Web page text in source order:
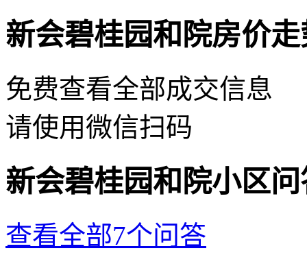
新会碧桂园和院房价走
免费查看全部成交信息
请使用微信扫码
新会碧桂园和院小区问
查看全部7个问答